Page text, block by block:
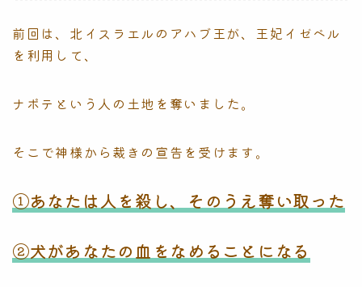
前回は、北イスラエルのアハブ王が、王妃イゼベル
を利用して、
ナボテという人の土地を奪いました。
そこで神様から裁きの宣告を受けます。
①あなたは人を殺し、そのうえ奪い取った
②犬があなたの血をなめることになる